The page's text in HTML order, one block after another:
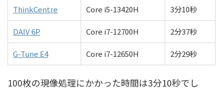
ThinkCentre Core i5-13420H 3分10秒
DAIV 6P Core i7-12700H 2分37秒
G-Tune E4 Core i7-12650H 2分29秒
100枚の現像処理にかかった時間は3分10秒でし